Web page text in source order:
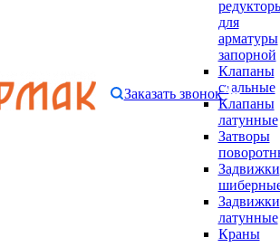
для
арматуры
запорной
Клапаны
стальные
Клапаны
латунные
Затворы
Задвижки
Задвижки
латунные
Краны
Заказать звонок